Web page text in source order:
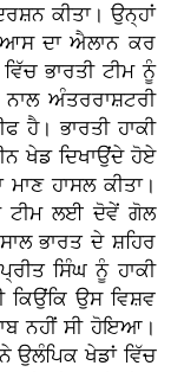
ਕੀਤਾ। ਉਨ੍ਹਾਂ
ਦਾ ਐਲਾਨ ਕਰ
ਭਾਰਤੀ ਟੀਮ ਨੂੰ
ਅੰਤਰਰਾਸ਼ਟਰੀ
ਹੈ। ਭਾਰਤੀ ਹਾਕੀ
ਖੇਡ ਦਿਖਾਉਂਦੇ ਹੋਏ
ਹਾਸਲ ਕੀਤਾ।
ਟੀਮ ਲਈ ਦੋਵੇਂ ਗੋਲ
ਭਾਰਤ ਦੇ ਸ਼ਹਿਰ
ਸਿੰਘ ਨੂੰ ਹਾਕੀ
ਕਿਉਂਕਿ ਉਸ ਵਿਸ਼ਵ
ਨਹੀਂ ਸੀ ਹੋਇਆ।
ਉਲੰਪਿਕ ਖੇਡਾਂ ਵਿੱਚ